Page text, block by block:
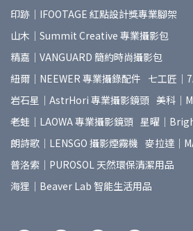
印跡｜IFOOTAGE 紅點設計獎專業腳架
山木｜Summit Creative 專業攝影包
精嘉｜VANGUARD 簡約時尚攝影包
紐爾｜NEEWER 專業攝錄配件 七工匠｜
岩石星｜AstrHori 專業攝影鏡頭 美科｜
老蛙｜LAOWA 專業攝影鏡頭 星曜｜
朗詩歌｜LENSGO 攝影煙霧機 麥拉達｜
普洛索｜PUROSOL 天然環保清潔用品
海狸｜Beaver Lab 智能生活用品